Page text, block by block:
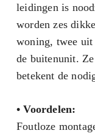
leidingen is
worden zes
woning, twee uit
de buitenunit.
betekent de
• Voordelen:
Foutloze